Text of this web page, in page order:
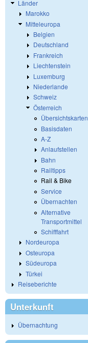
Länder
Marokko
Mitteleuropa
Belgien
Deutschland
Frankreich
Liechtenstein
Luxemburg
Niederlande
Schweiz
Österreich
Übersichtskarten
Basisdaten
A-Z
Anlaufstellen
Bahn
Railtipps
Rail & Bike
Service
Übernachten
Alternative
Transportmittel
Schifffahrt
Nordeuropa
Osteuropa
Südeuropa
Türkei
Reiseberichte
Unterkunft
Übernachtung